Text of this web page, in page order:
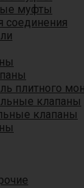
муфты
соединения
плитного
клапаны
клапаны